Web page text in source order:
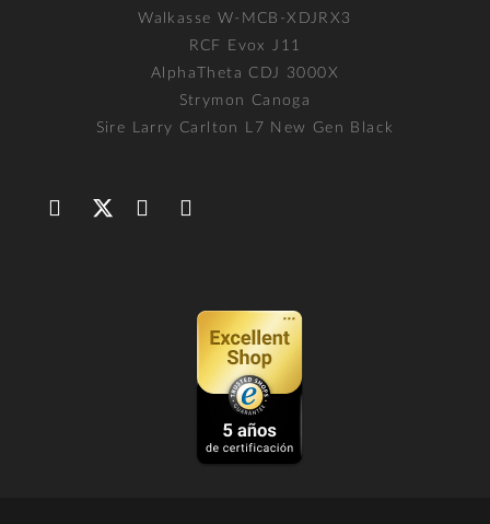
Walkasse W-MCB-XDJRX3
RCF Evox J11
AlphaTheta CDJ 3000X
Strymon Canoga
Sire Larry Carlton L7 New Gen Black